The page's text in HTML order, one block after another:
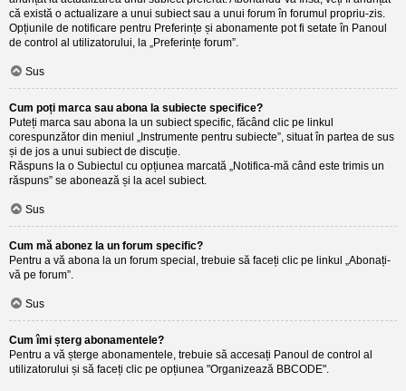
că există o actualizare a unui subiect sau a unui forum în forumul propriu-zis.
Opțiunile de notificare pentru Preferințe și abonamente pot fi setate în Panoul
de control al utilizatorului, la „Preferințe forum”.
Sus
Cum poți marca sau abona la subiecte specifice?
Puteți marca sau abona la un subiect specific, făcând clic pe linkul
corespunzător din meniul „Instrumente pentru subiecte”, situat în partea de sus
și de jos a unui subiect de discuție.
Răspuns la o Subiectul cu opțiunea marcată „Notifica-mă când este trimis un
răspuns” se abonează și la acel subiect.
Sus
Cum mă abonez la un forum specific?
Pentru a vă abona la un forum special, trebuie să faceți clic pe linkul „Abonați-
vă pe forum”.
Sus
Cum îmi șterg abonamentele?
Pentru a vă șterge abonamentele, trebuie să accesați Panoul de control al
utilizatorului și să faceți clic pe opțiunea "Organizează BBCODE".